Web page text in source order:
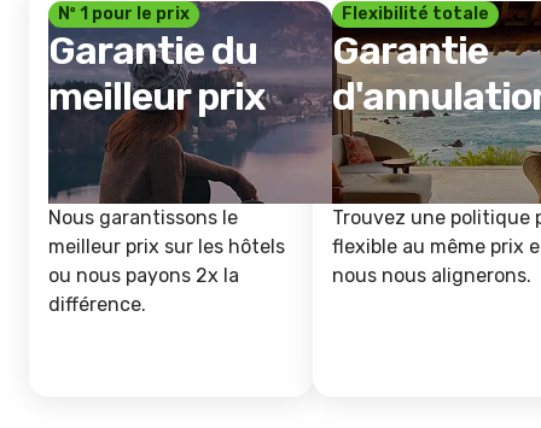
Nº 1 pour le prix
Garantie du
meilleur prix
Nous garantissons le
meilleur prix sur les hôtels
ou nous payons 2x la
différence.
Flexibilité totale
Garantie
Trouvez une politique
flexible au même prix
nous nous alignerons.